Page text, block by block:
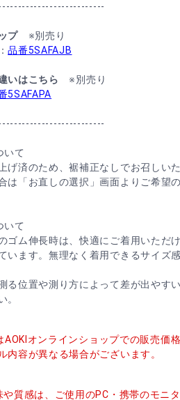
プ※別売り
品番5SAFAJB
いはこちら
※別売り
5SAFAPA
いて
げ済のため、裾補正なしでお召しい
は「お直しの選択」画面よりご希望
いて
ゴム伸長時は、快適にご着用いただ
います。無理なく着用できるサイズ
る位置や測り方によって差が出やす
。
AOKIオンラインショップでの販売価
内容が異なる場合がございます。
や質感は、ご使用のPC・携帯のモニ